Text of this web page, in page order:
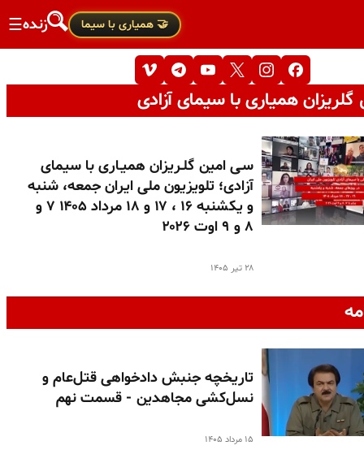
🤝 همیاری با سیما زنده☰
همیاری با سیمای آزادی
سـی امین گلـریزان همیـاری با سیمای
آزادی؛ تلویزیون ملی ایران جمعه، شنبه
و یکشنبه ۱۶ ، ۱۷ و ۱۸ مرداد ۱۴۰۵ ۷ و
۸ و ۹ اوت ۲۰۲۶
۲۸ تیر ۱۴۰۵
تاریخچه جنبش دادخواهی قتل‌عام و
نسل‌کشی مجاهدین - قسمت نهم
۱۵ مرداد ۱۴۰۵